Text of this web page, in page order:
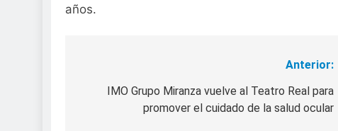
años.
entradas
Anterior:
IMO Grupo Miranza vuelve al Teatro Real para
promover el cuidado de la salud ocular